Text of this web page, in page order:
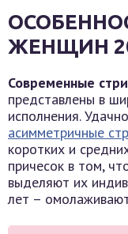
ЖЕНЩИН
Современные
представлены в
исполнения.
асимметричные
коротких и
причесок в том,
выделяют их
лет –